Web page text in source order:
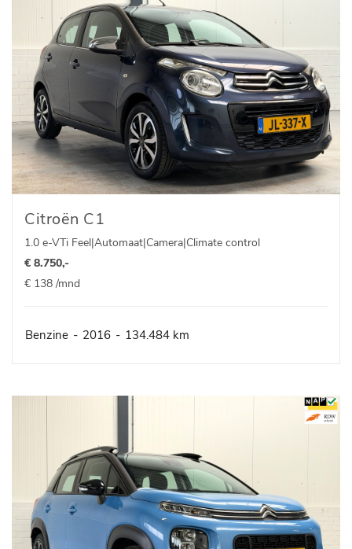
Citroën C1
1.0 e-VTi Feel|Automaat|Camera|Climate control
€ 8.750,-
€ 138 /mnd
Benzine - 2016 - 134.484 km